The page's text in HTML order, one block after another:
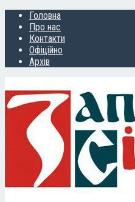
Головна
Про нас
Контакти
Офіційно
Архів